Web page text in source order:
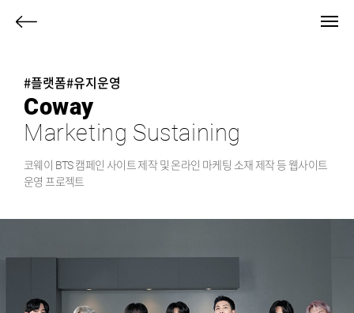
가
기
#플랫폼#유지운영
Coway
Marketing Sustaining
코웨이 BTS 캠페인 사이트 제작 및 온라인 마케팅 소재 제작 등 웹사이트
운영 프로젝트